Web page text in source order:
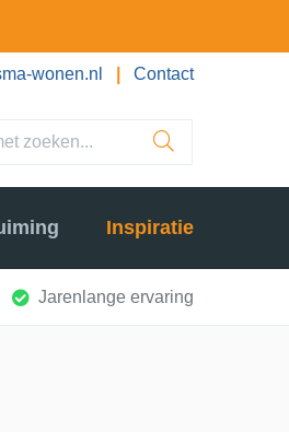
wonen.nl Contact
Inspiratie
Jarenlange ervaring